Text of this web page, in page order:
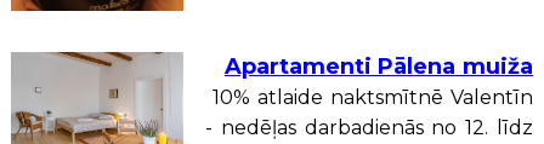
Apartamenti Pālena muiža
10% atlaide naktsmītnē Valentīn
- nedēļas darbadienās no 12. līdz